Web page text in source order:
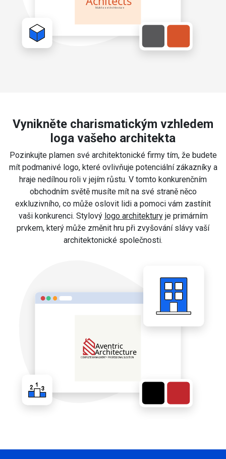
Vynikněte charismatickým vzhledem
loga vašeho architekta
Pozinkujte plamen své architektonické firmy tím, že budete
mít podmanivé logo, které ovlivňuje potenciální zákazníky a
hraje nedílnou roli v jejím růstu. V tomto konkurenčním
obchodním světě musíte mít na své straně něco
exkluzivního, co může oslovit lidi a pomoci vám zastínit
vaši konkurenci. Stylový logo architekturyje primárním
prvkem, který může změnit hru při zvyšování slávy vaší
architektonické společnosti.